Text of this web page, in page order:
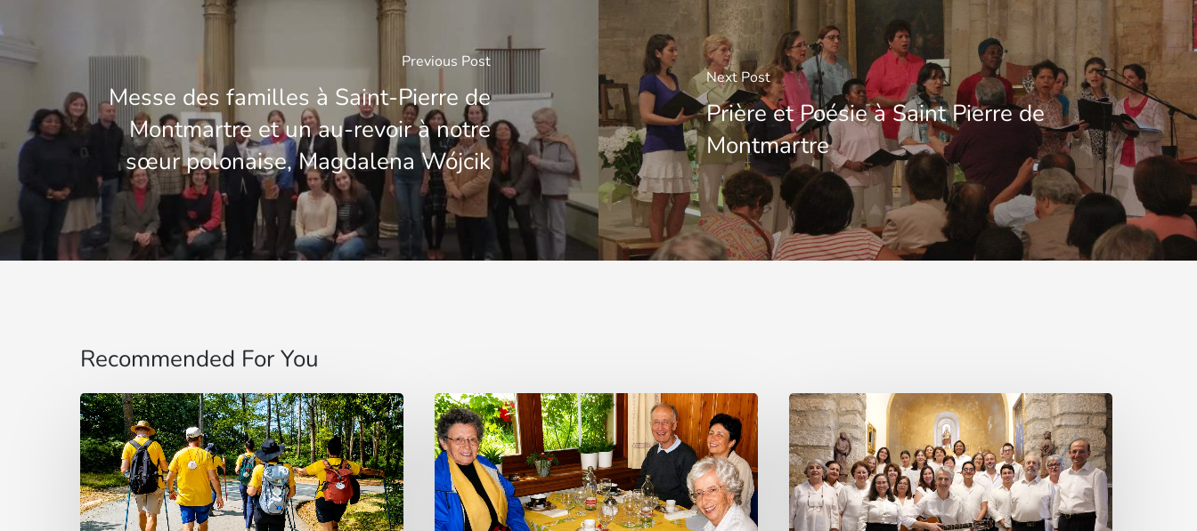
Previous Post
Messe des familles à Saint-Pierre de
Montmartre et un au-revoir à notre
sœur polonaise, Magdalena Wójcik
Next Post
Prière et Poésie à Saint Pierre de
Montmartre
Recommended For You
“Estoy
contigo”
:
De
Brasil
Cardinal
Camillo
Ruini
un
«
La
voz
que
une:
nace